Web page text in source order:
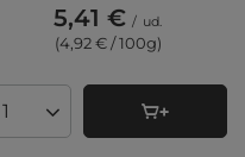
5,41 € / ud.
(4,92 € / 100g)
Cantidad de productos